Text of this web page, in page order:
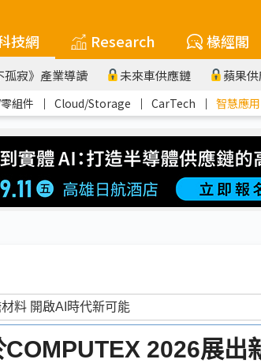
技網 Research 椽經閣
孤寂》產業導讀 未來車供應鏈 蘋果
組件 ｜ Cloud/Storage ｜ CarTech ｜ 智慧應用
2026展出